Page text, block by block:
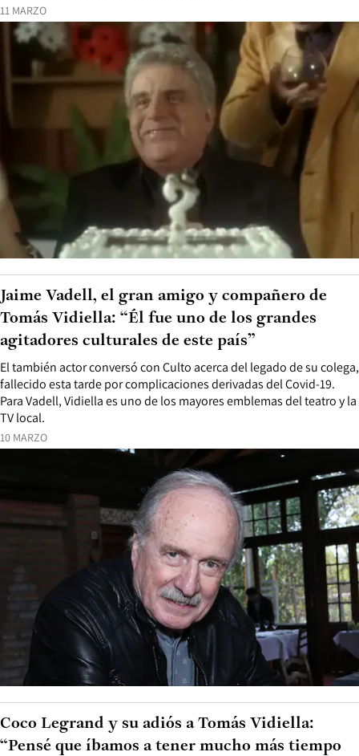
11 MARZO
10 MARZO
El también actor conversó con Culto acerca del legado de su colega,
fallecido esta tarde por complicaciones derivadas del Covid-19.
Para Vadell, Vidiella es uno de los mayores emblemas del teatro y la
TV local.
Jaime Vadell, el gran amigo y compañero de
Tomás Vidiella: “Él fue uno de los grandes
agitadores culturales de este país”
Coco Legrand y su adiós a Tomás Vidiella:
“Pensé que íbamos a tener mucho más tiempo